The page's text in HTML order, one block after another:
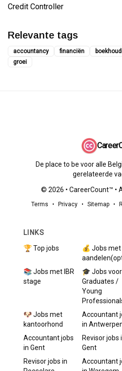
Credit Controller
Relevante tags
accountancy financiën
groei
De place to be voor alle
gerelateerde
© 2026 • CareerCount™ •
Terms • Privacy • Sitemap •
LINKS
🏆 Top jobs
💰 Jobs met
📚 Jobs met IBR
stage
🎓 Jobs voor
Graduates /
Young
🐶 Jobs met
kantoorhond
Accountant
in
Accountantjobs
in Gent
Revisorjobs
Gent
Revisorjobs in
Accountant